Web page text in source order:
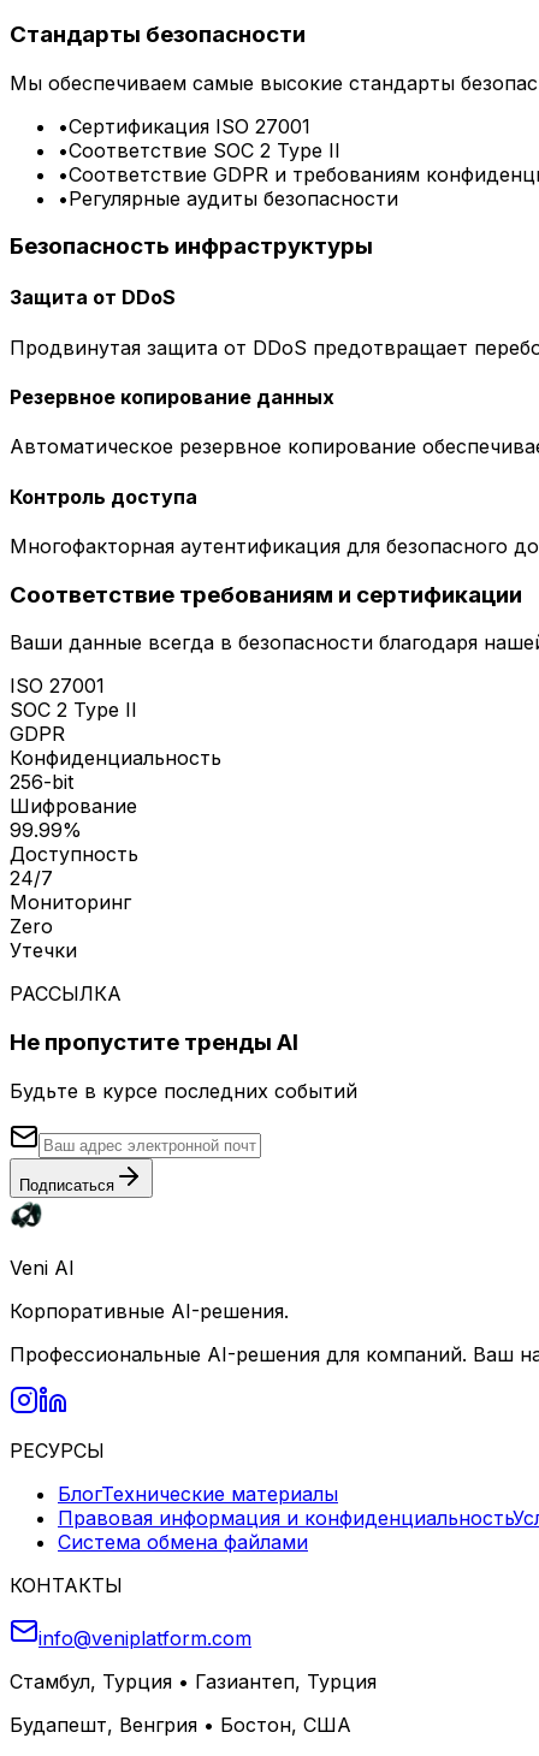
Стандарты безопасности
Мы обеспечиваем самые высокие стандарты
•Сертификация ISO 27001
•Соответствие SOC 2 Type II
•Соответствие GDPR и требованиям
•Регулярные аудиты безопасности
Безопасность инфраструктуры
Защита от DDoS
Продвинутая защита от DDoS предотвращает
Резервное копирование данных
Автоматическое резервное копирование
Контроль доступа
Многофакторная аутентификация для безопасного
Соответствие требованиям и сертификации
Ваши данные всегда в безопасности благодаря
ISO 27001
SOC 2 Type II
GDPR
Конфиденциальность
256-bit
Шифрование
99.99%
Доступность
24/7
Мониторинг
Zero
Утечки
РАССЫЛКА
Не пропустите тренды AI
Будьте в курсе последних событий
Подписаться
Veni AI
Корпоративные AI-решения.
Профессиональные AI-решения для компаний. Ваш
РЕСУРСЫ
БлогТехнические материалы
Правовая информация и конфиденциальность
Система обмена файлами
КОНТАКТЫ
info@veniplatform.com
Стамбул, Турция • Газиантеп, Турция
Будапешт, Венгрия • Бостон, США